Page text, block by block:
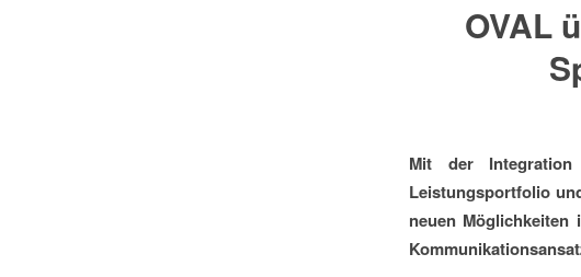
OVAL
Mit der
Leistungsportfolio
neuen